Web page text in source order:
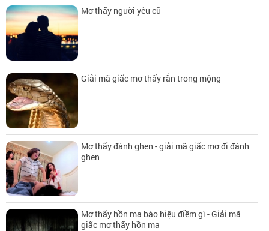
Mơ thấy người yêu cũ
Giải mã giấc mơ thấy rắn trong mộng
Mơ thấy đánh ghen - giải mã giấc mơ đi đánh
ghen
Mơ thấy hồn ma báo hiệu điềm gì - Giải mã
giấc mơ thấy hồn ma